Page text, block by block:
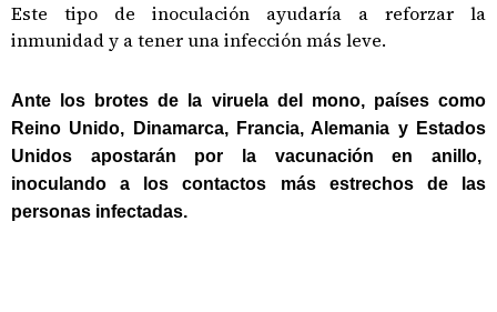
Este tipo de inoculación ayudaría a reforzar la
inmunidad y a tener una infección más leve.
Ante los brotes de la viruela del mono, países como
Reino Unido, Dinamarca, Francia, Alemania y Estados
Unidos apostarán por la vacunación en anillo,
inoculando a los contactos más estrechos de las
personas infectadas.